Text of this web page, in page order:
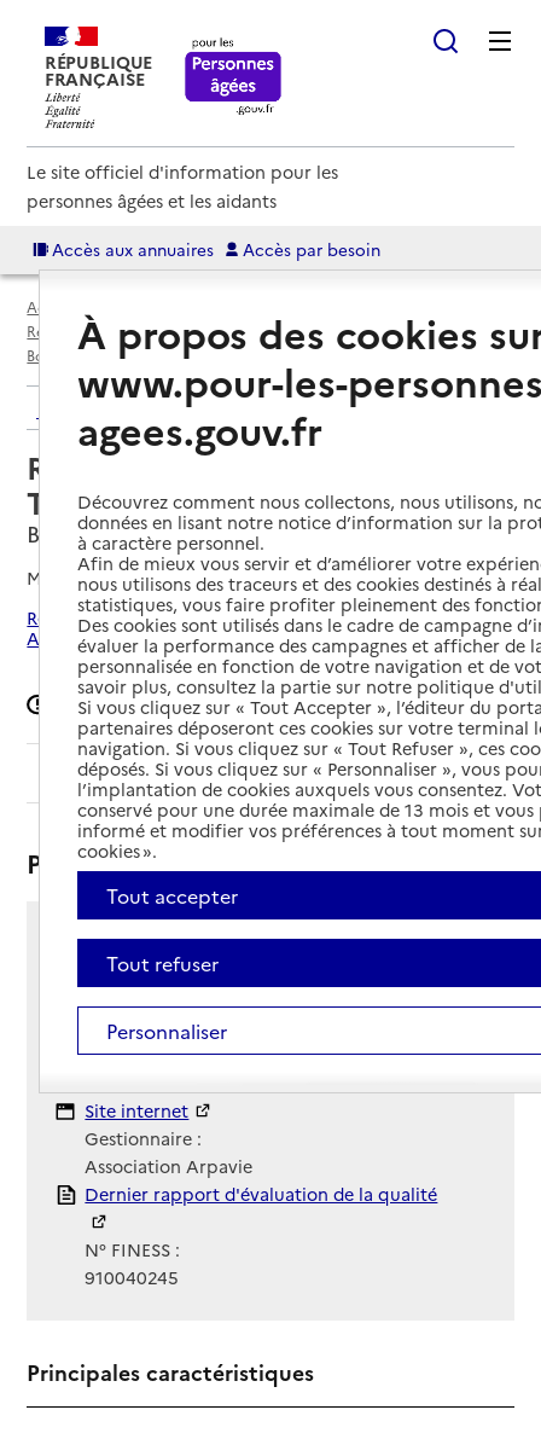
RÉPUBLIQUE
FRANÇAISE
Le site officiel d'information pour les
personnes âgées et les aidants
Accès aux annuaires Accès par besoin
Accueil
Résidences autonomie par département
Essonne (91)
Boussy-Saint-Antoine
Résidence autonomie Saint-Thibault
Retour aux résultats de l'annuaire
Résidence autonomie Saint-
Thibault
Boussy-Saint-Antoine, ESSONNE
Mis à jour le20/03/2026
Rechercher les établissements autour de Boussy-Saint-
Antoine
Signaler une erreur
Sommaire
Présentation
Esplanade de la Ferme
91800 - Boussy-Saint-Antoine
Téléphone :
01 81 86 10 22
Site Internet
Site internet
Gestionnaire :
Association Arpavie
Rapport HAS
Dernier rapport d'évaluation de la qualité
N° FINESS :
910040245
Principales caractéristiques
À propos des cookies
www.pour-les-
agees.gouv.fr
Découvrez comment nous collectons, nous utilisons,
données en lisant notre notice d’information sur la
à caractère personnel.
Afin de mieux vous servir et d’améliorer votre
nous utilisons des traceurs et des cookies destinés à
statistiques, vous faire profiter pleinement des
Des cookies sont utilisés dans le cadre de campagne
évaluer la performance des campagnes et afficher de
personnalisée en fonction de votre navigation et de
savoir plus, consultez la partie sur notre politique
Si vous cliquez sur « Tout Accepter », l’éditeur du
partenaires déposeront ces cookies sur votre terminal
navigation. Si vous cliquez sur « Tout Refuser », ces
déposés. Si vous cliquez sur « Personnaliser », vous
l’implantation de cookies auxquels vous consentez.
conservé pour une durée maximale de 13 mois et
informé et modifier vos préférences à tout moment
cookies ».
Tout accepter
Tout refuser
Personnaliser